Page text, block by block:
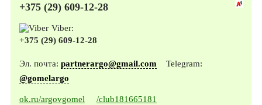
+375 (29) 609-12-28
Viber:
+375 (29) 609-12-28
Эл. почта: partnerargo@gmail.com Telegram:
@gomelargo
ok.ru/argovgomel
/club181665181